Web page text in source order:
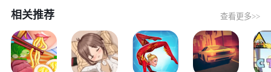
相关推荐 查看更多>>